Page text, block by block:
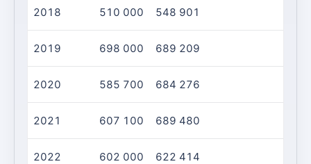
2018 510 000 548 901
2019 698 000 689 209
2020 585 700 684 276
2021 607 100 689 480
2022 602 000 622 414